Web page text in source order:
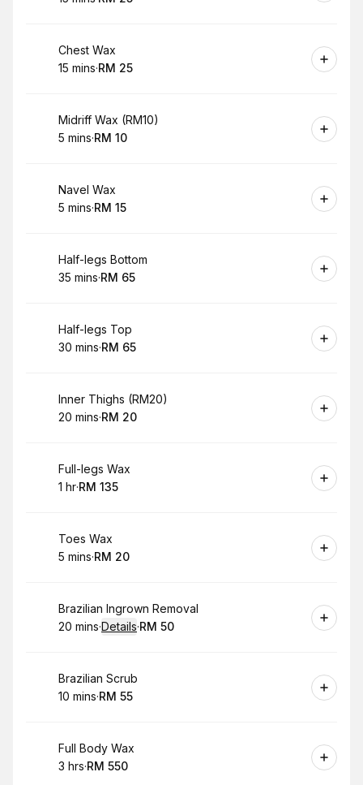
.Duration :
.Price
Book
Chest Wax
.Duration :
15 mins·
.Price
RM 25
Book
Midriff Wax (RM10)
. Duration:
5 mins·
.Price
RM 10
Book
Navel Wax
. Duration:
5 mins·
.Price
RM 15
Book
Half-legs Bottom
.Duration
35 mins·
.Price
RM 65
Book
Half-legs Top
.Duration
30 mins·
.Price
RM 65
Book
Inner Thighs (RM20)
.Duration
20 mins·
.Price
RM 20
Book
Full-legs Wax
. Duration
1 hr·
.Price:
RM 135
Book
Toes Wax
. Duration:
5 mins·
.Price
RM 20
Book
Brazilian Ingrown Removal
.Duration:
20 mins·Details·
.Price
RM 50
Book
Brazilian Scrub
.Duration :
10 mins·
.Price
RM 55
Book
Full Body Wax
. Duration:
3 hrs·
.Price:
RM 550